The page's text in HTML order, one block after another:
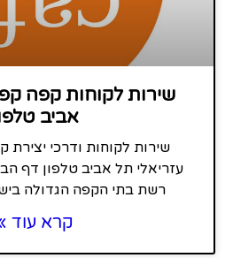
שירות לקוחות קפה
אביב
שירות לקוחות ודרכי
עזריאלי תל אביב טלפון דף
רשת בתי הקפה הגדולה
קרא עוד